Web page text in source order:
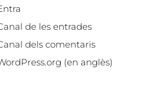
de les entrades
dels comentaris
(en anglès)